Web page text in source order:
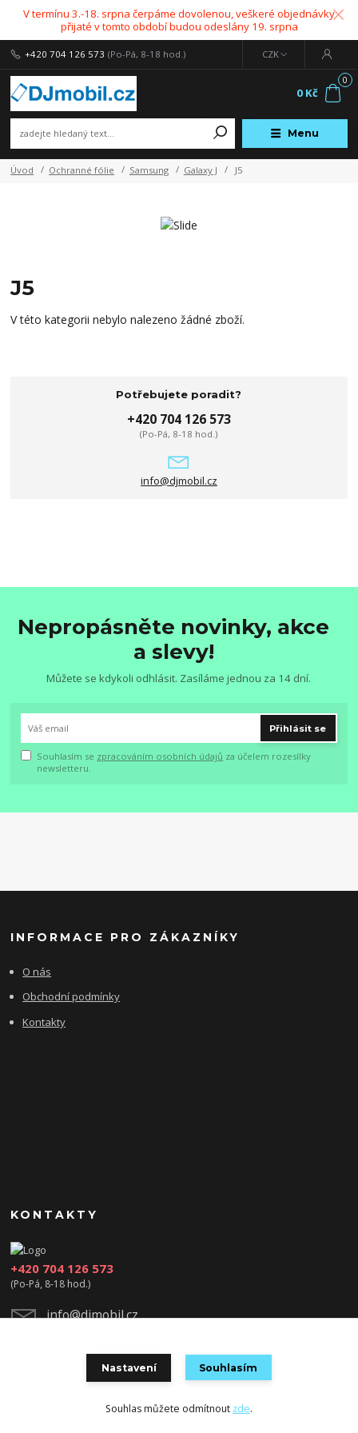
V termínu 3.-18. srpna čerpáme dovolenou, veškeré objednávky
přijaté v tomto období budou odeslány 19. srpna
Menu
CZK
+420 704 126 573 (Po-Pá, 8-18 hod.)
0
0 Kč
Úvod Ochranné fólie Samsung Galaxy J J5
J5
V této kategorii nebylo nalezeno žádné zboží.
Potřebujete poradit?
+420 704 126 573
(Po-Pá, 8-18 hod.)
info@djmobil.cz
Nepropásněte novinky, akce
a slevy!
Můžete se kdykoli odhlásit. Zasíláme jednou za 14 dní.
Přihlásit se
Souhlasím se zpracováním osobních údajů za účelem rozesílky
newsletteru.
INFORMACE PRO ZÁKAZNÍKY
O nás
Obchodní podmínky
Kontakty
KONTAKTY
+420 704 126 573
(Po-Pá, 8-18 hod.)
info@djmobil.cz
Vytvořeno na Eshop-rychle.cz
Nastavení Souhlasím
Souhlas můžete odmítnout zde.